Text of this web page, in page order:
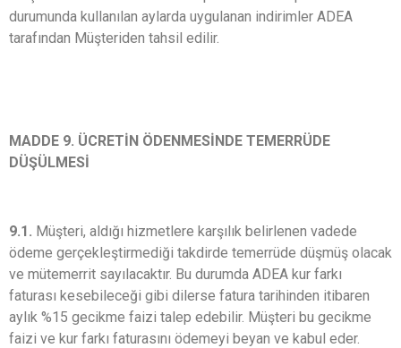
durumunda kullanılan aylarda uygulanan indirimler ADEA
tarafından Müşteriden tahsil edilir.
MADDE 9. ÜCRETİN ÖDENMESİNDE TEMERRÜDE
DÜŞÜLMESİ
9.1. Müşteri, aldığı hizmetlere karşılık belirlenen vadede
ödeme gerçekleştirmediği takdirde temerrüde düşmüş olacak
ve mütemerrit sayılacaktır. Bu durumda ADEA kur farkı
faturası kesebileceği gibi dilerse fatura tarihinden itibaren
aylık %15 gecikme faizi talep edebilir. Müşteri bu gecikme
faizi ve kur farkı faturasını ödemeyi beyan ve kabul eder.